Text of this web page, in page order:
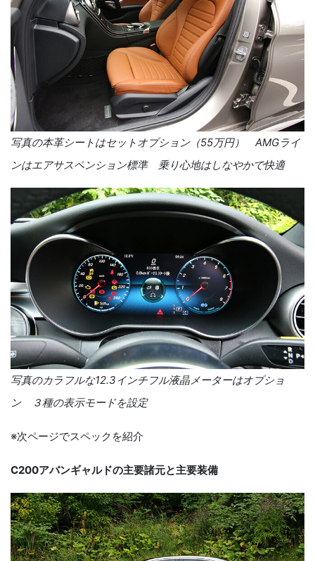
写真の本革シートはセットオプション（55万円） AMGライ
ンはエアサスペンション標準 乗り心地はしなやかで快適
写真のカラフルな12.3インチフル液晶メーターはオプショ
ン ３種の表示モードを設定
※次ページでスペックを紹介
C200アバンギャルドの主要諸元と主要装備